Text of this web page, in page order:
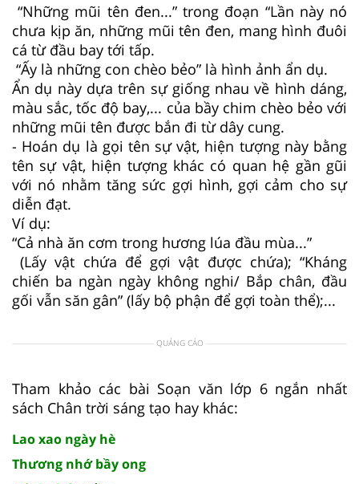
“Những mũi tên đen...” trong đoạn “Lần này nó
chưa kịp ăn, những mũi tên đen, mang hình đuôi
cá từ đầu bay tới tấp.
“Ấy là những con chèo bẻo” là hình ảnh ẩn dụ.
Ẩn dụ này dựa trên sự giống nhau về hình dáng,
màu sắc, tốc độ bay,... của bầy chim chèo bẻo với
những mũi tên được bắn đi từ dây cung.
- Hoán dụ là gọi tên sự vật, hiện tượng này bằng
tên sự vật, hiện tượng khác có quan hệ gần gũi
với nó nhằm tăng sức gợi hình, gợi cảm cho sự
diễn đạt.
Ví dụ:
“Cả nhà ăn cơm trong hương lúa đầu mùa...”
(Lấy vật chứa để gợi vật được chứa); “Kháng
chiến ba ngàn ngày không nghi/ Bắp chân, đầu
gối vẫn săn gân” (lấy bộ phận để gợi toàn thể);...
QUẢNG CÁO
Tham khảo các bài Soạn văn lớp 6 ngắn nhất
sách Chân trời sáng tạo hay khác:
Lao xao ngày hè
Thương nhớ bầy ong